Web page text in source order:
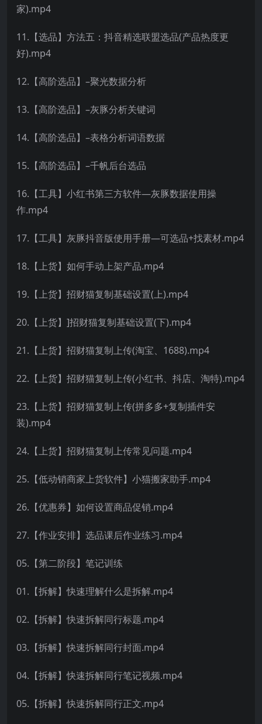
家).mp4
11.【选品】方法五：抖音精选联盟选品(产品热度更
好).mp4
12.【高阶选品】–聚光数据分析
13.【高阶选品】–灰豚分析关键词
14.【高阶选品】–表格分析词语数据
15.【高阶选品】–千帆后台选品
16.【工具】小红书第三方软件—灰豚数据使用操
作.mp4
17.【工具】灰豚抖音版使用手册—可选品+找素材.mp4
18.【上货】如何手动上架产品.mp4
19.【上货】招财猫复制基础设置(上).mp4
20.【上货】]招财猫复制基础设置(下).mp4
21.【上货】招财猫复制上传(淘宝、1688).mp4
22.【上货】招财猫复制上传(小红书、抖店、淘特).mp4
23.【上货】招财猫复制上传(拼多多+复制插件安
装).mp4
24.【上货】招财猫复制上传常见问题.mp4
25.【低动销商家上货软件】小猫搬家助手.mp4
26.【优惠券】如何设置商品促销.mp4
27.【作业安排】选品课后作业练习.mp4
05.【第二阶段】笔记训练
01.【拆解】快速理解什么是拆解.mp4
02.【拆解】快速拆解同行标题.mp4
03.【拆解】快速拆解同行封面.mp4
04.【拆解】快速拆解同行笔记视频.mp4
05.【拆解】快速拆解同行正文.mp4